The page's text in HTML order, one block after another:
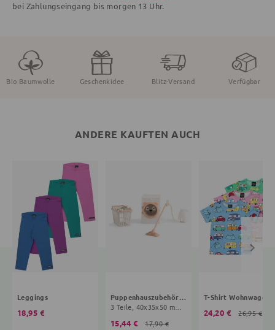
bei Zahlungseingang bis morgen 13 Uhr.
Bio Baumwolle Geschenkidee Blitz-Versand Verfügbar
ANDERE KAUFTEN AUCH
Leggings
18,95 €
Puppenhauszubehör Reinigungsset
3 Teile, 40x35x50 mm, 4+ Jahre, bunt
15,44 € 17,90 €
T-Shirt Wohnwagen
24,20 € 26,95 €